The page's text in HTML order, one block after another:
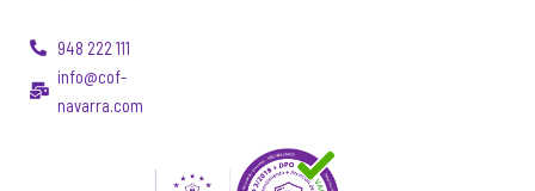
948 222 111
info@cof-
navarra.com